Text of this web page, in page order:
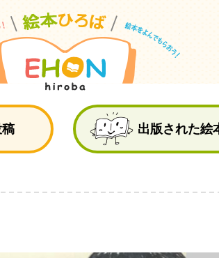
出版された絵